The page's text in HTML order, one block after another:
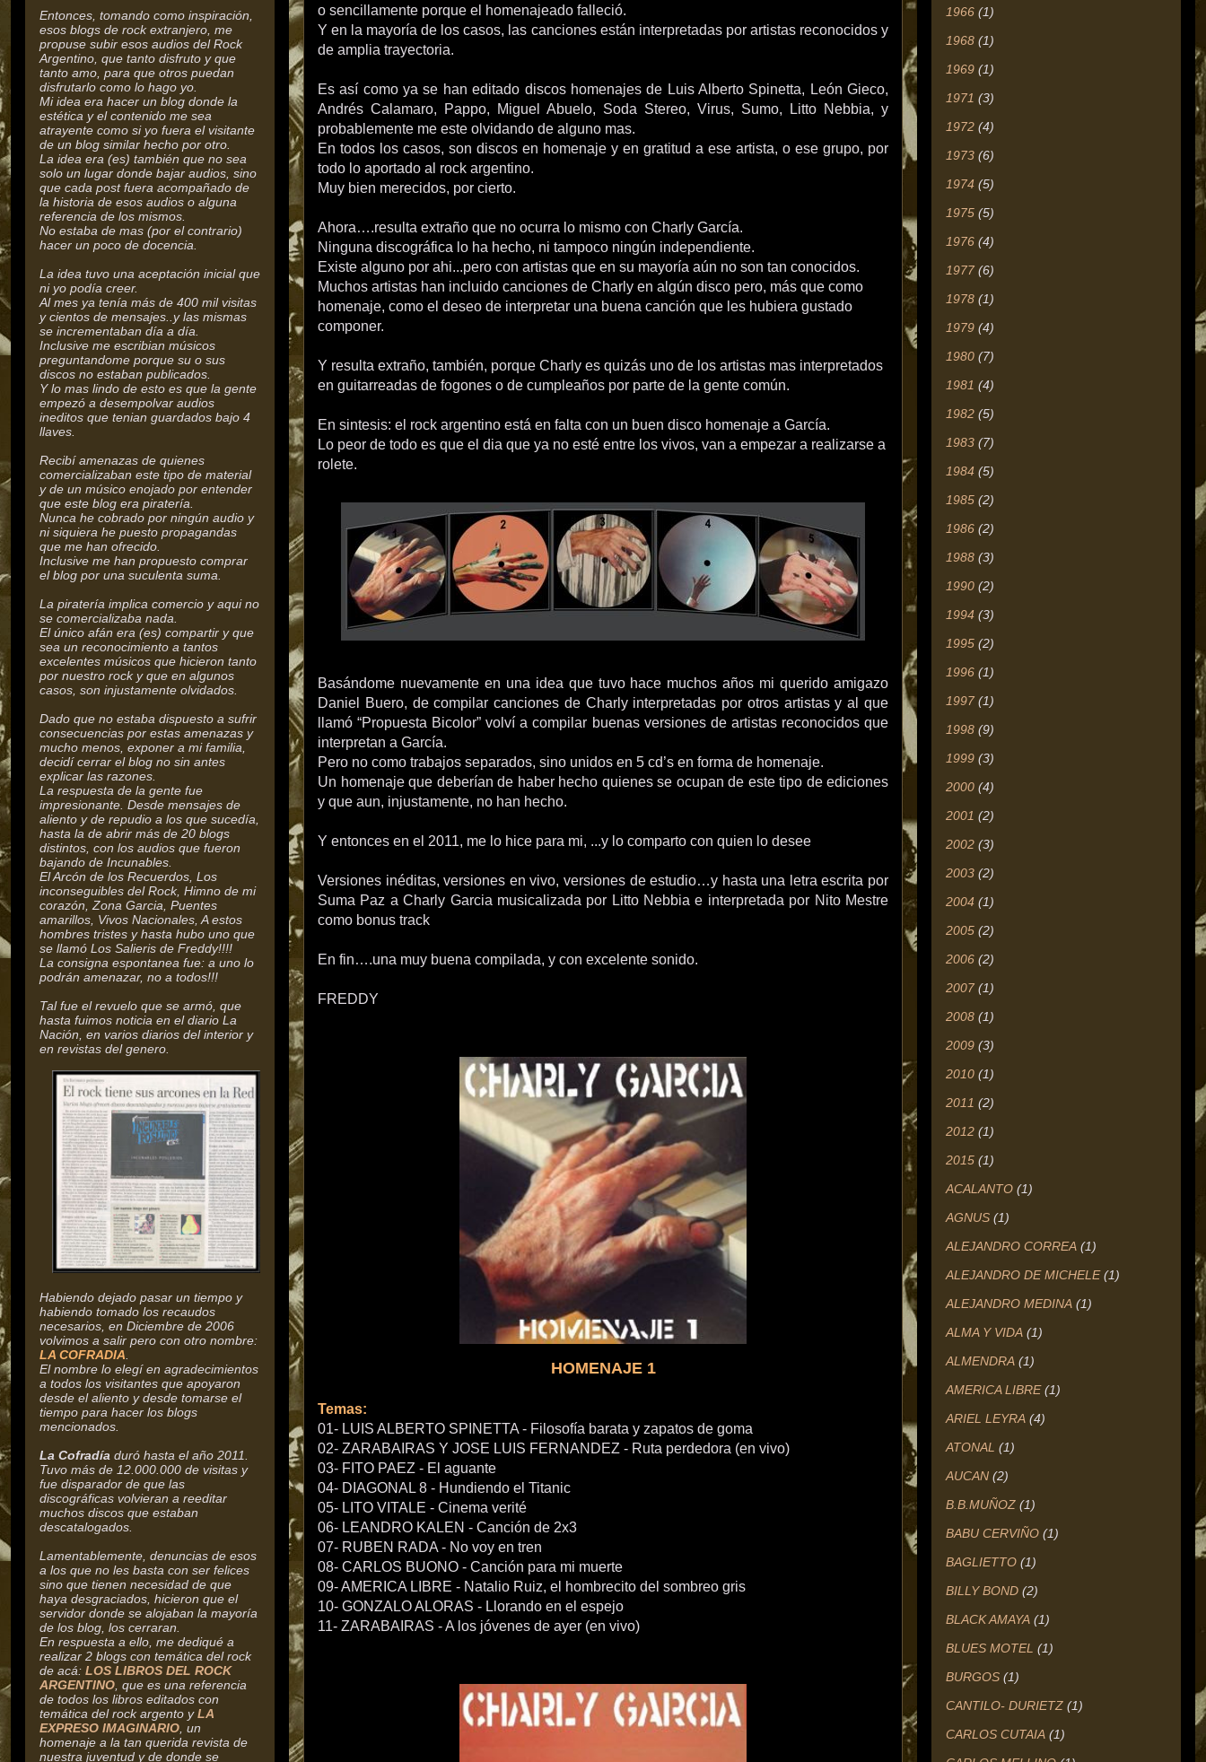
o sencillamente porque el homenajeado falleció.
Y en la mayoría de los casos, las canciones están interpretadas por artistas reconocidos y
de amplia trayectoria.
Es así como ya se han editado discos homenajes de Luis Alberto Spinetta, León Gieco,
Andrés Calamaro, Pappo, Miguel Abuelo, Soda Stereo, Virus, Sumo, Litto Nebbia, y
probablemente me este olvidando de alguno mas.
En todos los casos, son discos en homenaje y en gratitud a ese artista, o ese grupo, por
todo lo aportado al rock argentino.
Muy bien merecidos, por cierto.
Ahora….resulta extraño que no ocurra lo mismo con Charly García.
Ninguna discográfica lo ha hecho, ni tampoco ningún independiente.
Existe alguno por ahi...pero con artistas que en su mayoría aún no son tan conocidos.
Muchos artistas han incluido canciones de Charly en algún disco pero, más que como
homenaje, como el deseo de interpretar una buena canción que les hubiera gustado
componer.
Y resulta extraño, también, porque Charly es quizás uno de los artistas mas interpretados
en guitarreadas de fogones o de cumpleaños por parte de la gente común.
En sintesis: el rock argentino está en falta con un buen disco homenaje a García.
Lo peor de todo es que el dia que ya no esté entre los vivos, van a empezar a realizarse a
rolete.
Basándome nuevamente en una idea que tuvo hace muchos años mi querido amigazo
Daniel Buero, de compilar canciones de Charly interpretadas por otros artistas y al que
llamó “Propuesta Bicolor” volví a compilar buenas versiones de artistas reconocidos que
interpretan a García.
Pero no como trabajos separados, sino unidos en 5 cd’s en forma de homenaje.
Un homenaje que deberían de haber hecho quienes se ocupan de este tipo de ediciones
y que aun, injustamente, no han hecho.
Y entonces en el 2011, me lo hice para mi, ...y lo comparto con quien lo desee
Versiones inéditas, versiones en vivo, versiones de estudio…y hasta una letra escrita por
Suma Paz a Charly Garcia musicalizada por Litto Nebbia e interpretada por Nito Mestre
como bonus track
En fin….una muy buena compilada, y con excelente sonido.
FREDDY
HOMENAJE 1
Temas:
01- LUIS ALBERTO SPINETTA - Filosofía barata y zapatos de goma
02- ZARABAIRAS Y JOSE LUIS FERNANDEZ - Ruta perdedora (en vivo)
03- FITO PAEZ - El aguante
04- DIAGONAL 8 - Hundiendo el Titanic
05- LITO VITALE - Cinema verité
06- LEANDRO KALEN - Canción de 2x3
07- RUBEN RADA - No voy en tren
08- CARLOS BUONO - Canción para mi muerte
09- AMERICA LIBRE - Natalio Ruiz, el hombrecito del sombreo gris
10- GONZALO ALORAS - Llorando en el espejo
11- ZARABAIRAS - A los jóvenes de ayer (en vivo)
Entonces, tomando como inspiración,
esos blogs de rock extranjero, me
propuse subir esos audios del Rock
Argentino, que tanto disfruto y que
tanto amo, para que otros puedan
disfrutarlo como lo hago yo.
Mi idea era hacer un blog donde la
estética y el contenido me sea
atrayente como si yo fuera el visitante
de un blog similar hecho por otro.
La idea era (es) también que no sea
solo un lugar donde bajar audios, sino
que cada post fuera acompañado de
la historia de esos audios o alguna
referencia de los mismos.
No estaba de mas (por el contrario)
hacer un poco de docencia.
La idea tuvo una aceptación inicial que
ni yo podía creer.
Al mes ya tenía más de 400 mil visitas
y cientos de mensajes..y las mismas
se incrementaban día a día.
Inclusive me escribian músicos
preguntandome porque su o sus
discos no estaban publicados.
Y lo mas lindo de esto es que la gente
empezó a desempolvar audios
ineditos que tenian guardados bajo 4
llaves.
Recibí amenazas de quienes
comercializaban este tipo de material
y de un músico enojado por entender
que este blog era piratería.
Nunca he cobrado por ningún audio y
ni siquiera he puesto propagandas
que me han ofrecido.
Inclusive me han propuesto comprar
el blog por una suculenta suma.
La piratería implica comercio y aqui no
se comercializaba nada.
El único afán era (es) compartir y que
sea un reconocimiento a tantos
excelentes músicos que hicieron tanto
por nuestro rock y que en algunos
casos, son injustamente olvidados.
Dado que no estaba dispuesto a sufrir
consecuencias por estas amenazas y
mucho menos, exponer a mi familia,
decidí cerrar el blog no sin antes
explicar las razones.
La respuesta de la gente fue
impresionante. Desde mensajes de
aliento y de repudio a los que sucedía,
hasta la de abrir más de 20 blogs
distintos, con los audios que fueron
bajando de Incunables.
El Arcón de los Recuerdos, Los
inconseguibles del Rock, Himno de mi
corazón, Zona Garcia, Puentes
amarillos, Vivos Nacionales, A estos
hombres tristes y hasta hubo uno que
se llamó Los Salieris de Freddy!!!!
La consigna espontanea fue: a uno lo
podrán amenazar, no a todos!!!
Tal fue el revuelo que se armó, que
hasta fuimos noticia en el diario La
Nación, en varios diarios del interior y
en revistas del genero.
Habiendo dejado pasar un tiempo y
habiendo tomado los recaudos
necesarios, en Diciembre de 2006
volvimos a salir pero con otro nombre:
LA COFRADIA
El nombre lo elegí en agradecimientos
a todos los visitantes que apoyaron
desde el aliento y desde tomarse el
tiempo para hacer los blogs
mencionados.
La Cofradía duró hasta el año 2011.
Tuvo más de 12.000.000 de visitas y
fue disparador de que las
discográficas volvieran a reeditar
muchos discos que estaban
descatalogados.
Lamentablemente, denuncias de esos
a los que no les basta con ser felices
sino que tienen necesidad de que
haya desgraciados, hicieron que el
servidor donde se alojaban la mayoría
de los blog, los cerraran.
En respuesta a ello, me dediqué a
realizar 2 blogs con temática del rock
de acá: LOS LIBROS DEL ROCK
ARGENTINO , que es una referencia
de todos los libros editados con
temática del rock argento yLA
EXPRESO IMAGINARIO , un
homenaje a la tan querida revista de
nuestra juventud y de donde se
1966 (1)
1968 (1)
1969 (1)
1971 (3)
1972 (4)
1973 (6)
1974 (5)
1975 (5)
1976 (4)
1977 (6)
1978 (1)
1979 (4)
1980 (7)
1981 (4)
1982 (5)
1983 (7)
1984 (5)
1985 (2)
1986 (2)
1988 (3)
1990 (2)
1994 (3)
1995 (2)
1996 (1)
1997 (1)
1998 (9)
1999 (3)
2000 (4)
2001 (2)
2002 (3)
2003 (2)
2004 (1)
2005 (2)
2006 (2)
2007 (1)
2008 (1)
2009 (3)
2010 (1)
2011 (2)
2012 (1)
2015 (1)
ACALANTO (1)
AGNUS (1)
ALEJANDRO CORREA (1)
ALEJANDRO DE MICHELE (1)
ALEJANDRO MEDINA (1)
ALMA Y VIDA (1)
ALMENDRA (1)
AMERICA LIBRE (1)
ARIEL LEYRA (4)
ATONAL (1)
AUCAN (2)
B.B.MUÑOZ (1)
BABU CERVIÑO (1)
BAGLIETTO (1)
BILLY BOND (2)
BLACK AMAYA (1)
BLUES MOTEL (1)
BURGOS (1)
CANTILO- DURIETZ (1)
CARLOS CUTAIA (1)